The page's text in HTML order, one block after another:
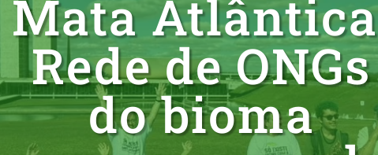
Mata
Rede de ONGs
do bioma